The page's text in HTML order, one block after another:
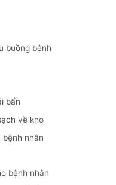
buồng bệnh
bẩn
về kho
bệnh nhân
bệnh nhân